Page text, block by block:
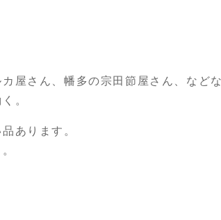
屋さん、幡多の宗田節屋さん、などな
。
あります。